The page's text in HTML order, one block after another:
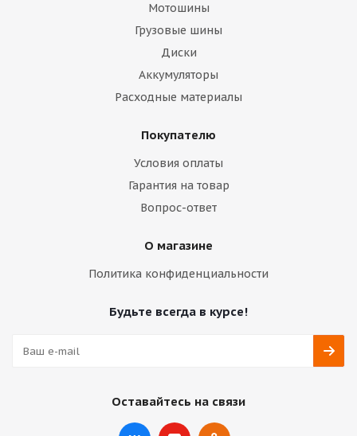
Мотошины
Грузовые шины
Диски
Аккумуляторы
Расходные материалы
Покупателю
Условия оплаты
Гарантия на товар
Вопрос-ответ
О магазине
Политика конфиденциальности
Будьте всегда в курсе!
Оставайтесь на связи